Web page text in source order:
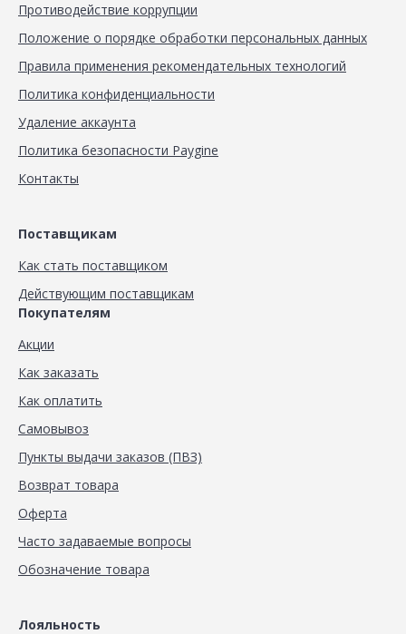
Противодействие коррупции
Положение о порядке обработки персональных данных
Правила применения рекомендательных технологий
Политика конфиденциальности
Удаление аккаунта
Политика безопасности Paygine
Контакты
Поставщикам
Как стать поставщиком
Действующим поставщикам
Покупателям
Акции
Как заказать
Как оплатить
Самовывоз
Пункты выдачи заказов (ПВЗ)
Возврат товара
Оферта
Часто задаваемые вопросы
Обозначение товара
Лояльность